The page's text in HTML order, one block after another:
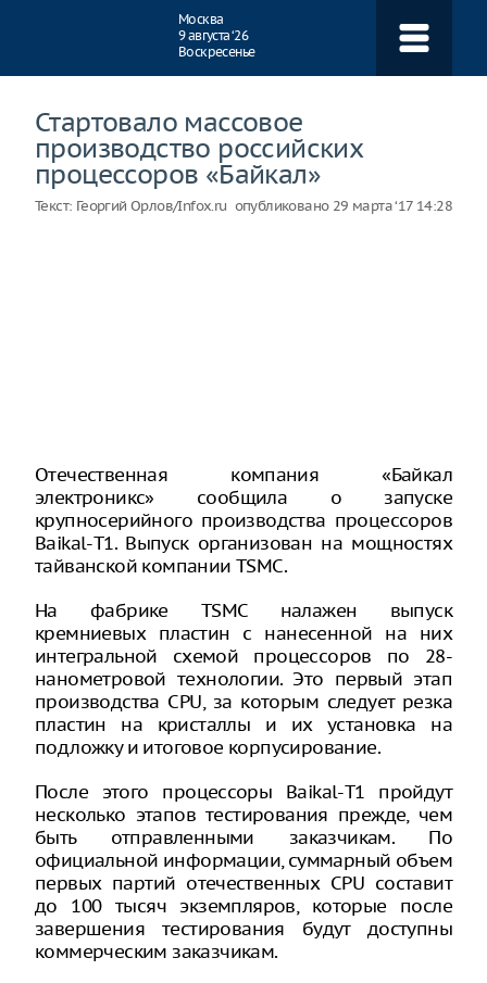
Москва
9 августа ‘26
Воскресенье
Стартовало массовое
производство российских
процессоров «Байкал»
Текст: Георгий Орлов/Infox.ru опубликовано 29 марта ‘17 14:28
Отечественная компания «Байкал
электроникс» сообщила о запуске
крупносерийного производства процессоров
Baikal-T1. Выпуск организован на мощностях
тайванской компании TSMC.
На фабрике TSMC налажен выпуск
кремниевых пластин с нанесенной на них
интегральной схемой процессоров по 28-
нанометровой технологии. Это первый этап
производства CPU, за которым следует резка
пластин на кристаллы и их установка на
подложку и итоговое корпусирование.
После этого процессоры Baikal-T1 пройдут
несколько этапов тестирования прежде, чем
быть отправленными заказчикам. По
официальной информации, суммарный объем
первых партий отечественных CPU составит
до 100 тысяч экземпляров, которые после
завершения тестирования будут доступны
коммерческим заказчикам.